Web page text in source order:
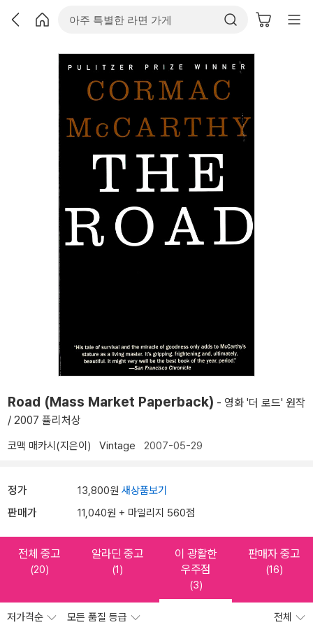
Road (Mass Market Paperback) - 영화 '더 로드' 원작
/ 2007 퓰리처상
코맥 매카시(지은이) Vintage 2007-05-29
정가 13,800원 새상품보기
판매가 11,040원 + 마일리지 560점
전체 중고
(20)
알라딘 중고
(1)
이 광활한
우주점
(3)
판매자 중고
(16)
저가격순 모든 품질 등급 전체